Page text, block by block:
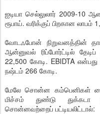
ஐடியா செல்லுலார் 2009-10
ரூபாய். வரிக்குப் பிறகான லாபம்
வோடஃபோன் நிறுவனத்தின்
ஆன்னுவல் ரிப்போர்ட்டில்
22,500 கோடி. EBIDTA என்பது
நஷ்டம் 266 கோடி.
மேலே சொன்ன கம்பெனிகள்
மிச்சம் துண்டு துக்கடா
சொன்னவற்றைப் பட்டியலிட்டால்: